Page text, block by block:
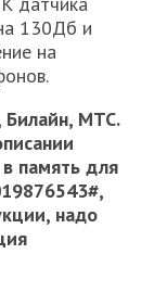
130Дб и
на
Билайн, МТС.
память для
надо